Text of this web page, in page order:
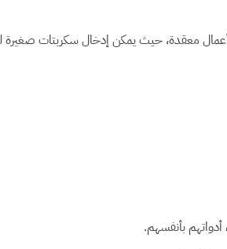
أعمال معقدة، حيث يمكن إدخال سكربتات
بأنفسهم.